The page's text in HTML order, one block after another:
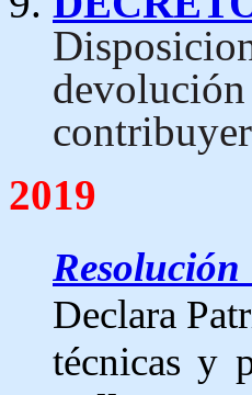
2019
Declara
técnicas y